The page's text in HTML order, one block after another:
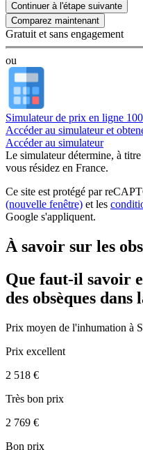
Continuer à l'étape suivante
Gratuit et sans engagement
ou
Simulateur de prix en ligne
Accéder au simulateur et
Accéder au simulateur
Le simulateurdétermine, à
vous résidez en France.
Ce site est protégé par
(nouvelle fenêtre) et les
Google s'appliquent.
À savoir sur les
Que faut-il savoir
des obsèques
Prix moyen de l'inhumation à
Prix excellent
2 518 €
Très bon prix
2 769 €
Bon prix